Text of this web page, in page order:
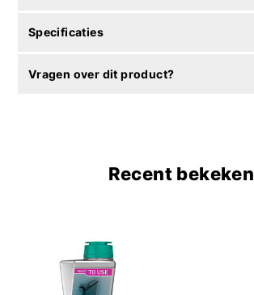
Specificaties
Vragen over dit product?
Recent bekeken